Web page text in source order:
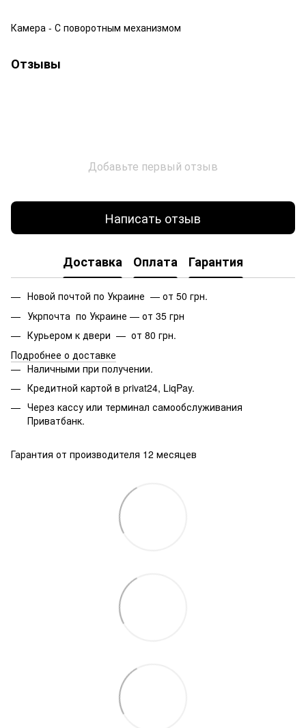
Камера - С поворотным механизмом
Отзывы
Добавьте первый отзыв
Написать отзыв
Доставка Оплата Гарантия
Новой почтой по Украине — от 50 грн.
Укрпочта по Украине — от 35 грн
Курьером к двери — от 80 грн.
Подробнее о доставке
Наличными при получении.
Кредитной картой в privat24, LiqPay.
Через кассу или терминал самообслуживания
Приватбанк.
Гарантия от производителя 12 месяцев